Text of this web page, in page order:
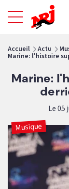
Accueil Actu
Marine: l'histoire
Marine:
Le 05
Musique